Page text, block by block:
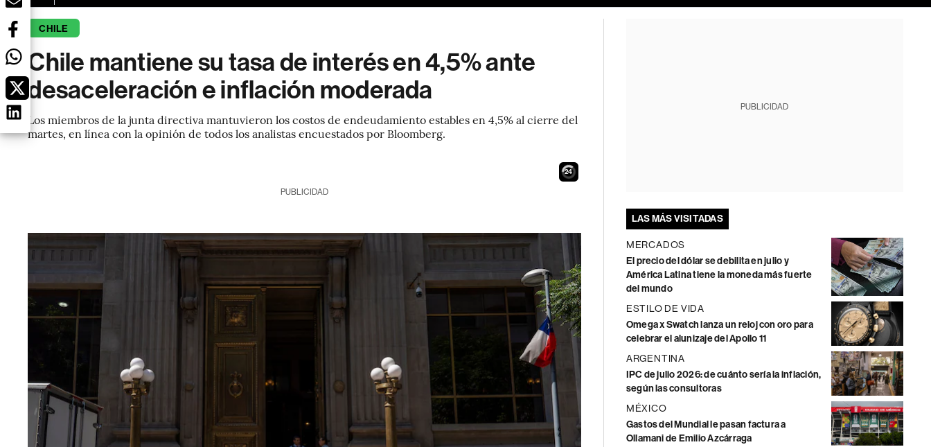
CHILE
Chile mantiene su tasa de interés en 4,5% ante
desaceleración e inflación moderada
Los miembros de la junta directiva mantuvieron los costos de endeudamiento estables en 4,5% al ​​cierre del
martes, en línea con la opinión de todos los analistas encuestados por Bloomberg.
23
PUBLICIDAD
PUBLICIDAD
LAS MÁS VISITADAS
MERCADOS
El precio del dólar se debilita en julio y
América Latina tiene la moneda más fuerte
del mundo
ESTILO DE VIDA
Omega x Swatch lanza un reloj con oro para
celebrar el alunizaje del Apollo 11
ARGENTINA
IPC de julio 2026: de cuánto sería la inflación,
según las consultoras
MÉXICO
Gastos del Mundial le pasan factura a
Ollamani de Emilio Azcárraga